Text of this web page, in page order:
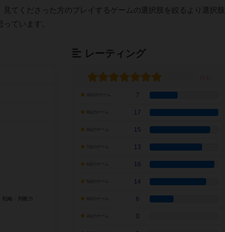
てくださった方のプレイするゲームの選択肢を絞るより選択肢
ています。
レーティング
10点のゲーム 7
9点のゲーム 17
8点のゲーム 15
7点のゲーム 13
6点のゲーム 16
5点のゲーム 14
4点のゲーム 6
3点のゲーム 0